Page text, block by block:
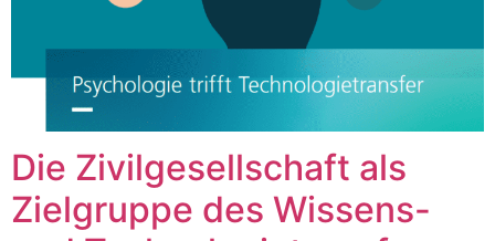
Die Zivilgesellschaft als
Zielgruppe des Wissens-